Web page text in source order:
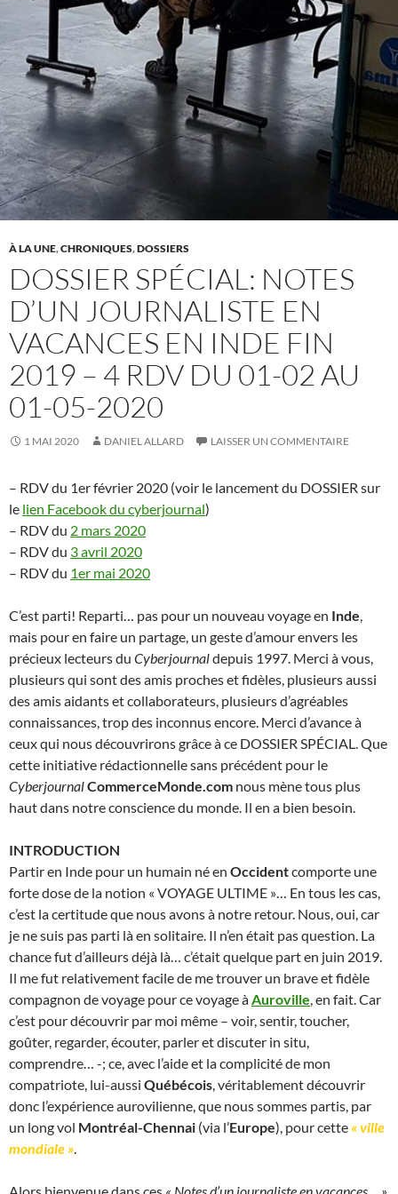
À LA UNE,CHRONIQUES,DOSSIERS
DOSSIER SPÉCIAL: NOTES
D’UN JOURNALISTE EN
VACANCES EN INDE FIN
2019 – 4 RDV DU 01-02 AU
01-05-2020
1 MAI 2020 DANIEL ALLARD LAISSER UN COMMENTAIRE
– RDV du 1er février 2020 (voir le lancement du DOSSIER sur
le lien Facebook du cyberjournal)
– RDV du 2 mars 2020
– RDV du 3 avril 2020
– RDV du 1er mai 2020
C’est parti! Reparti… pas pour un nouveau voyage en Inde,
mais pour en faire un partage, un geste d’amour envers les
précieux lecteurs du Cyberjournaldepuis 1997. Merci à vous,
plusieurs qui sont des amis proches et fidèles, plusieurs aussi
des amis aidants et collaborateurs, plusieurs d’agréables
connaissances, trop des inconnus encore. Merci d’avance à
ceux qui nous découvrirons grâce à ce DOSSIER SPÉCIAL. Que
cette initiative rédactionnelle sans précédent pour le
CyberjournalCommerceMonde.com nous mène tous plus
haut dans notre conscience du monde. Il en a bien besoin.
INTRODUCTION
Partir en Inde pour un humain né en Occidentcomporte une
forte dose de la notion « VOYAGE ULTIME »… En tous les cas,
c’est la certitude que nous avons à notre retour. Nous, oui, car
je ne suis pas parti là en solitaire. Il n’en était pas question. La
chance fut d’ailleurs déjà là… c’était quelque part en juin 2019.
Il me fut relativement facile de me trouver un brave et fidèle
compagnon de voyage pour ce voyage àAuroville, en fait. Car
c’est pour découvrir par moi même – voir, sentir, toucher,
goûter, regarder, écouter, parler et discuter in situ,
comprendre… -; ce, avec l’aide et la complicité de mon
compatriote, lui-aussi Québécois, véritablement découvrir
donc l’expérience aurovilienne, que nous sommes partis, par
un long vol Montréal-Chennai (via l’Europe), pour cette « ville
mondiale ».